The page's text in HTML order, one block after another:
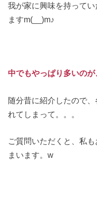
我が家に興味を持って
ますm(__)m♪
中でもやっぱり多いの
随分昔に紹介したので
れてしまって。。。
ご質問いただくと、私
まいます。w